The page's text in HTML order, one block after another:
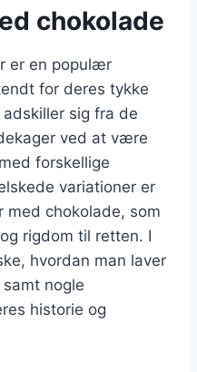
chokolade
er en populær
for deres tykke
sig fra de
ved at være
forskellige
variationer er
med chokolade, som
rigdom til retten. I
hvordan man laver
nogle
historie og